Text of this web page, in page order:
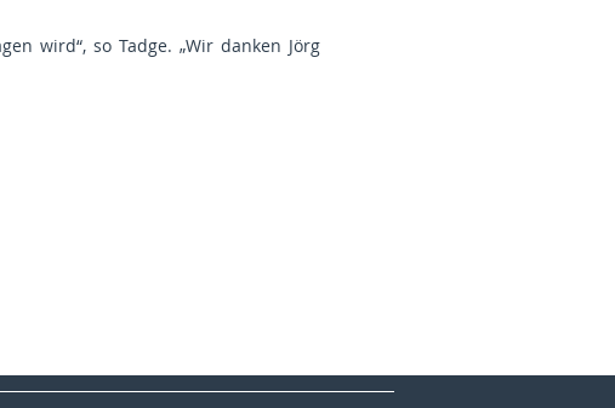
wird“, so Tadge. „Wir danken Jörg